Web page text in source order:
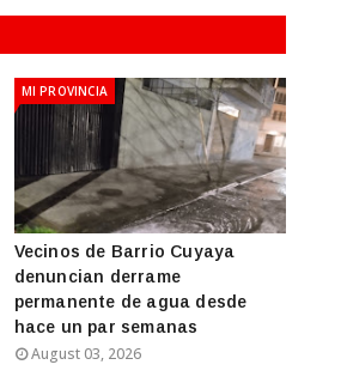
MI PROVINCIA
Vecinos de Barrio Cuyaya
denuncian derrame
permanente de agua desde
hace un par semanas
August 03, 2026